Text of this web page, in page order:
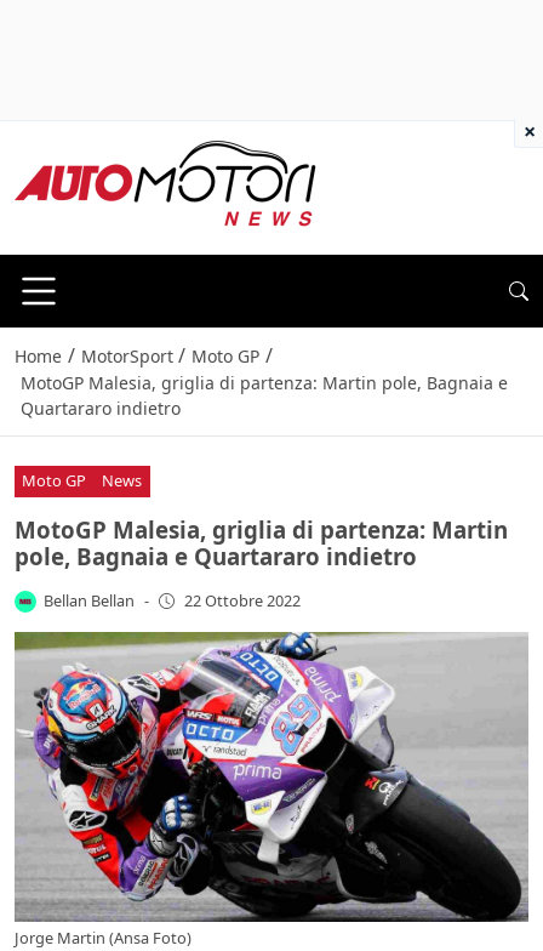
Home / MotorSport / Moto GP /
MotoGP Malesia, griglia di partenza: Martin pole, Bagnaia e
Quartararo indietro
Moto GP News
MotoGP Malesia, griglia di partenza: Martin
pole, Bagnaia e Quartararo indietro
Bellan Bellan - 22 Ottobre 2022
Jorge Martin (Ansa Foto)
×